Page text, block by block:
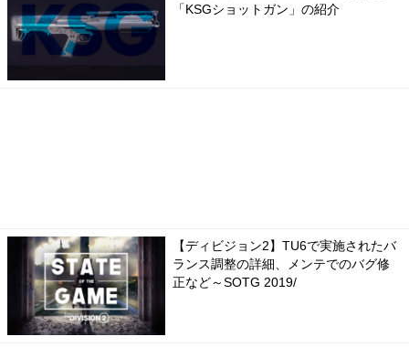
「KSGショットガン」の紹介
【ディビジョン2】TU6で実施されたバ
ランス調整の詳細、メンテでのバグ修
正など～SOTG 2019/